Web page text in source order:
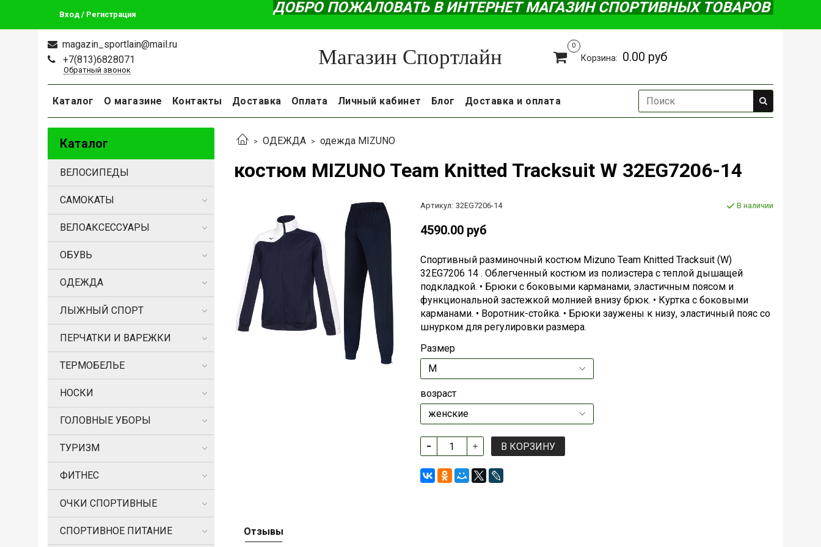
Вход / Регистрация ДОБРО ПОЖАЛОВАТЬ В ИНТЕРНЕТ МАГАЗИН СПОРТИВНЫХ ТОВАРОВ
magazin_sportlain@mail.ru
+7(813)6828071
Обратный звонок
Магазин Спортлайн 0
Корзина: 0.00 руб
Каталог О магазине Контакты Доставка Оплата Личный кабинет Блог Доставка и оплата
ОДЕЖДА одежда MIZUNO
костюм MIZUNO Team Knitted Tracksuit W 32EG7206-14
Артикул: 32EG7206-14 В наличии
4590.00 руб
Спортивный разминочный костюм Mizuno Team Knitted Tracksuit (W)
32EG7206 14 . Облегченный костюм из полиэстера с теплой дышащей
подкладкой. • Брюки с боковыми карманами, эластичным поясом и
функциональной застежкой молнией внизу брюк. • Куртка с боковыми
карманами. • Воротник-стойка. • Брюки заужены к низу, эластичный пояс со
шнурком для регулировки размера.
Размер
возраст
В КОРЗИНУ
Отзывы
Каталог
ВЕЛОСИПЕДЫ
САМОКАТЫ
ВЕЛОАКСЕССУАРЫ
ОБУВЬ
ОДЕЖДА
ЛЫЖНЫЙ СПОРТ
ПЕРЧАТКИ И ВАРЕЖКИ
ТЕРМОБЕЛЬЕ
НОСКИ
ГОЛОВНЫЕ УБОРЫ
ТУРИЗМ
ФИТНЕС
ОЧКИ СПОРТИВНЫЕ
СПОРТИВНОЕ ПИТАНИЕ